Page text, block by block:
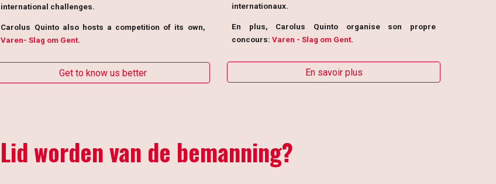
international challenges.
Carolus Quinto also hosts a competition of its own,
Varen- Slag om Gent.
Get to know us better
internationaux.
En plus, Carolus Quinto organise son propre
concours:Varen - Slag om Gent.
En savoir plus
Lid worden van de bemanning?